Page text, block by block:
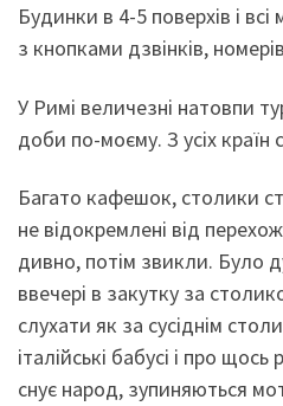
Будинки в 4-5 поверхів і
з кнопками дзвінків,
У Римі величезні натовпи
доби по-моєму. З усіх країн
Багато кафешок, столики
не відокремлені від
дивно, потім звикли. Було
ввечері в закутку за
слухати як за сусіднім
італійські бабусі і про
снує народ, зупиняються